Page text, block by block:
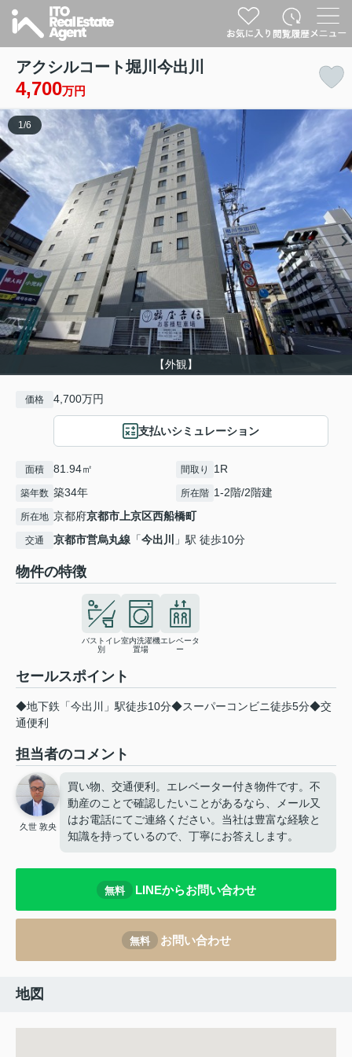
アクシルコート堀川今出川
4,700万円
【外観】
1 /6
価格 4,700万円
支払いシミュレーション
面積 81.94㎡ 間取り 1R
築年数 築34年 所在階 1-2階/2階建
所在地 京都府京都市上京区西船橋町
交通 京都市営烏丸線 「今出川 」駅 徒歩10分
物件の特徴
バストイレ
別
室内洗濯機
置場
エレベータ
ー
セールスポイント
◆地下鉄「今出川」駅徒歩10分◆スーパーコンビニ徒歩5分◆交
通便利
担当者のコメント
久世 敦央
買い物、交通便利。エレベーター付き物件です。不
動産のことで確認したいことがあるなら、メール又
はお電話にてご連絡ください。当社は豊富な経験と
知識を持っているので、丁寧にお答えします。
無料 LINEからお問い合わせ
無料 お問い合わせ
地図